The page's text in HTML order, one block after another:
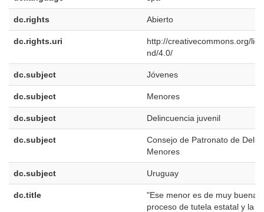
dc.rights Abierto
dc.rights.uri
http://creativecommons.org/
nd/4.0/
dc.subject Jóvenes
dc.subject Menores
dc.subject Delincuencia juvenil
dc.subject
Consejo de Patronato de
Menores
dc.subject Uruguay
dc.title
"Ese menor es de muy buena
proceso de tutela estatal y la